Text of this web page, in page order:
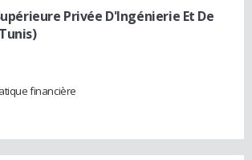
Privée D'Ingénierie Et De
financière